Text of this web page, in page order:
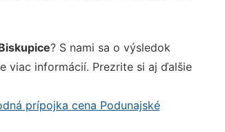
? S nami sa o výsledok
viac informácií. Prezrite si aj ďalšie
prípojka cena Podunajské